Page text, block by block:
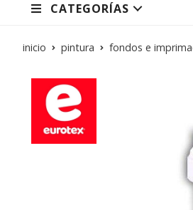
CATEGORÍAS
inicio pintura fondos e